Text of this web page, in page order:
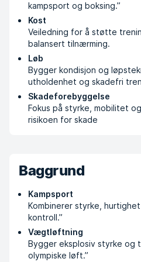
kampsport og boksing.”
Kost
Veiledning for å støtte
balansert tilnærming.
Løb
Bygger kondisjon og
utholdenhet og skadefri
Skadeforebyggelse
Fokus på styrke, mobilitet
risikoen for skade
Baggrund
Kampsport
Kombinerer styrke,
kontroll.”
Vægtløftning
Bygger eksplosiv styrke og
olympiske løft.”